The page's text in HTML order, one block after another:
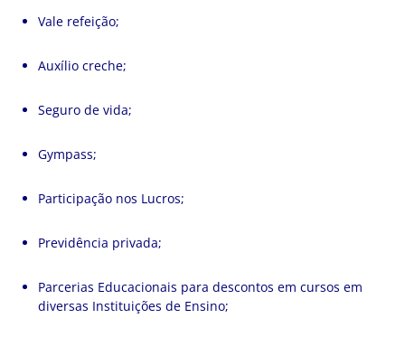
Vale refeição;
Auxílio creche;
Seguro de vida;
Gympass;
Participação nos Lucros;
Previdência privada;
Parcerias Educacionais para descontos em cursos em
diversas Instituições de Ensino;